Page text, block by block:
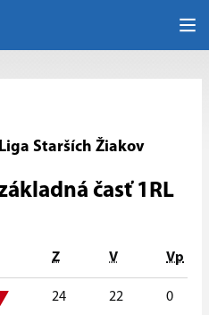
Starších Žiakov
časť 1RL
Z V Vp
24 22 0